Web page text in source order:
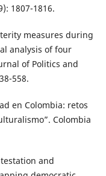
1807-1816.
measures during
analysis of four
of Politics and
558.
en Colombia: retos
Colombia
and